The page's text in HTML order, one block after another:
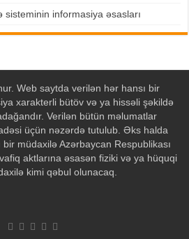
informasiya əsasları
Web saytda verilən hər hansı bir
xarakterli bütöv və ya hissəli şəkildə
Verilən bütün məlumatlar
üçün nəzərdə tutulub. Əks halda
müdaxilə Azərbaycan Respublikası
aktlarına əsasən fiziki və ya hüquqi
kimi qəbul olunacaq.